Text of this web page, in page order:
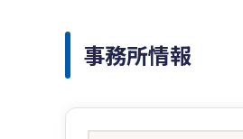
事務所情報